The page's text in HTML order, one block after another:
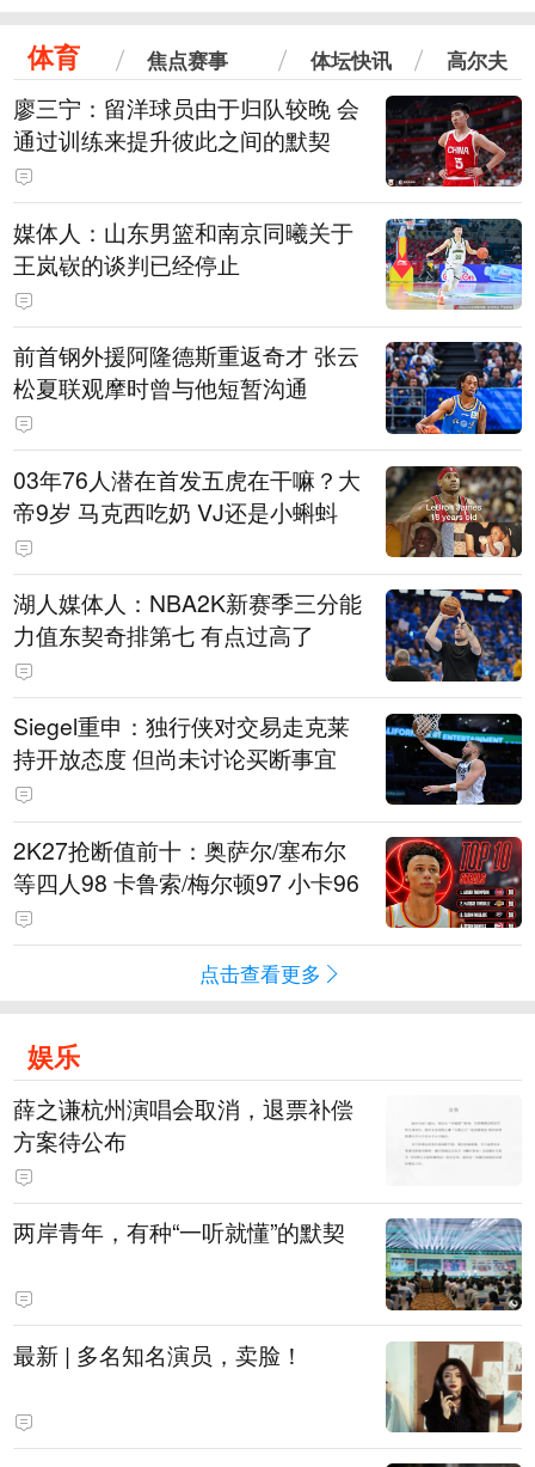
体育 焦点赛事 体坛快讯 高尔夫
廖三宁：留洋球员由于归队较晚 会
通过训练来提升彼此之间的默契
媒体人：山东男篮和南京同曦关于
王岚嵚的谈判已经停止
前首钢外援阿隆德斯重返奇才 张云
松夏联观摩时曾与他短暂沟通
03年76人潜在首发五虎在干嘛？大
帝9岁 马克西吃奶 VJ还是小蝌蚪
湖人媒体人：NBA2K新赛季三分能
力值东契奇排第七 有点过高了
Siegel重申：独行侠对交易走克莱
持开放态度 但尚未讨论买断事宜
2K27抢断值前十：奥萨尔/塞布尔
等四人98 卡鲁索/梅尔顿97 小卡96
点击查看更多
娱乐
薛之谦杭州演唱会取消，退票补偿
方案待公布
两岸青年，有种“一听就懂”的默契
最新 | 多名知名演员，卖脸！